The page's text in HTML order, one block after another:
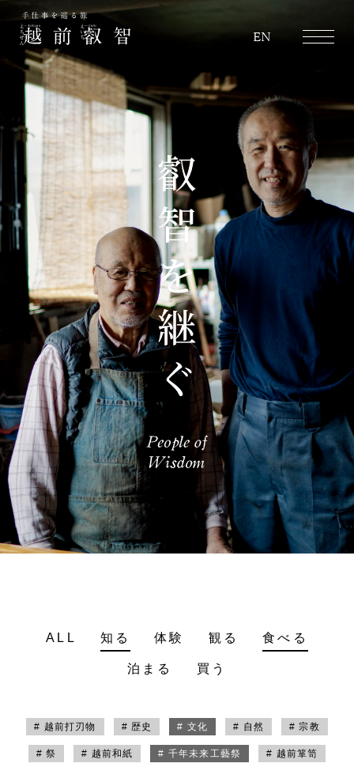
EN
ALL 知る 体験 観る 食べる
泊まる 買う
# 越前打刃物 # 歴史 # 文化 # 自然 # 宗教
# 祭 # 越前和紙 # 千年未来工藝祭 # 越前箪笥